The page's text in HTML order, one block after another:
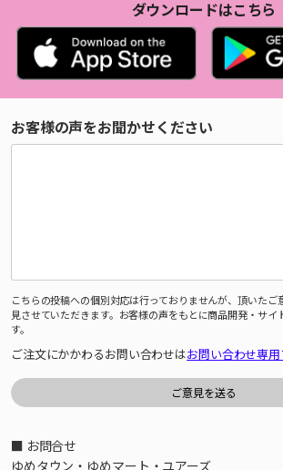
ダウンロードはこちら
お客様の声をお聞かせください
こちらの投稿への個別対応は行っておりませんが、頂いたご
見させていただきます。お客様の声をもとに商品開発・サイ
す。
ご注文にかかわるお問い合わせはお問い合わせ専
■ お問合せ
ゆめタウン・ゆめマート・ユアーズ